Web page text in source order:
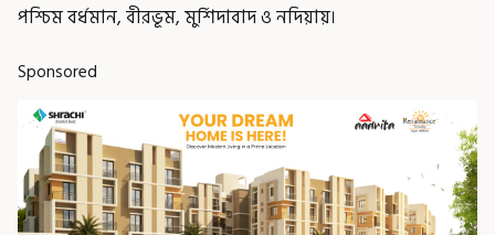
পশ্চিম বর্ধমান, বীরভূম, মুর্শিদাবাদ ও নদিয়ায়।
Sponsored